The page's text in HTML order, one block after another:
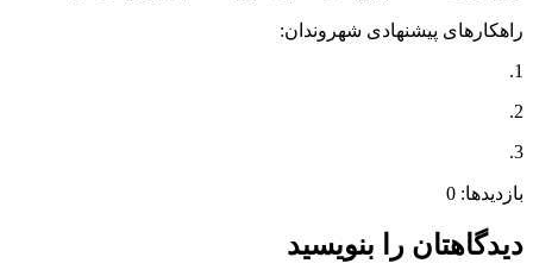
راهکارهای پیشنهادی شهروندان:
1.
2.
3.
بازدیدها: 0
دیدگاهتان را بنویسید